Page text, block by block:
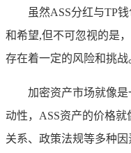
虽然ASS分红与TP
和希望,但不可忽视的是
存在着一定的风险和挑战
加密资产市场就像
动性，ASS资产的价格
关系、政策法规等多种